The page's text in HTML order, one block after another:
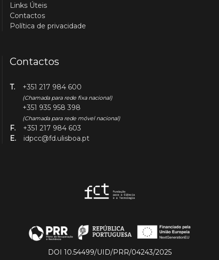
Links Úteis
Contactos
Política de privacidade
Contactos
T. +351 217 984 600
(Chamada para rede fixa nacional)
+351 935 958 398
(Chamada para rede móvel nacional)
F.
+351 217 984 603
E.
idpcc@fd.ulisboa.pt
DOI 10.54499/UID/PRR/04243/2025